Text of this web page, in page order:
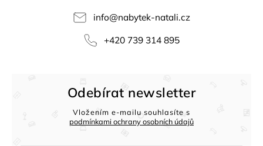
info@nabytek-natali.cz
+420 739 314 895
Odebírat newsletter
Vložením e-mailu souhlasíte s
podmínkami ochrany osobních údajů